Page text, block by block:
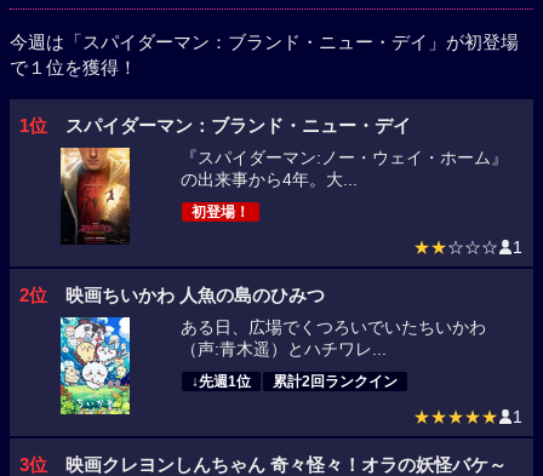
今週は「スパイダーマン：ブランド・ニュー・デイ」が初登場
で１位を獲得！
1位 スパイダーマン：ブランド・ニュー・デイ
『スパイダーマン:ノー・ウェイ・ホーム』
の出来事から4年。大...
初登場！
★★☆☆☆ 1
2位 映画ちいかわ 人魚の島のひみつ
ある日、広場でくつろいでいたちいかわ
（声:青木遥）とハチワレ...
↓先週1位 累計2回ランクイン
★★★★★ 1
3位 映画クレヨンしんちゃん 奇々怪々！オラの妖怪バケ～